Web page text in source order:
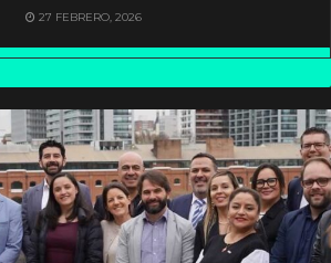
27 FEBRERO, 2026